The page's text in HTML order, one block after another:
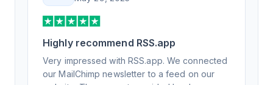
weeks, but after many revisions and direct
support, all of my release notes are in a way
that my users understand and find value in.
Honestly, it has been an exceptional
experience, and I will be pushing everyone I
know to RSS.app for their RSS needs.
Highly recommend RSS.app
Very impressed with RSS.app. We connected
our MailChimp newsletter to a feed on our